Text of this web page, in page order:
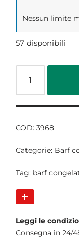
Nessun limite
57 disponibili
COD:3968
Categorie: Barf
Tag: barf
Leggi le
Consegna in 24/